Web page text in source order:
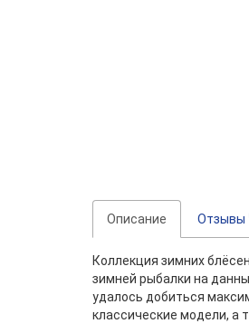
Описание Отзывы
Коллекция зимних
зимней рыбалки на
удалось добиться
классические модели, а